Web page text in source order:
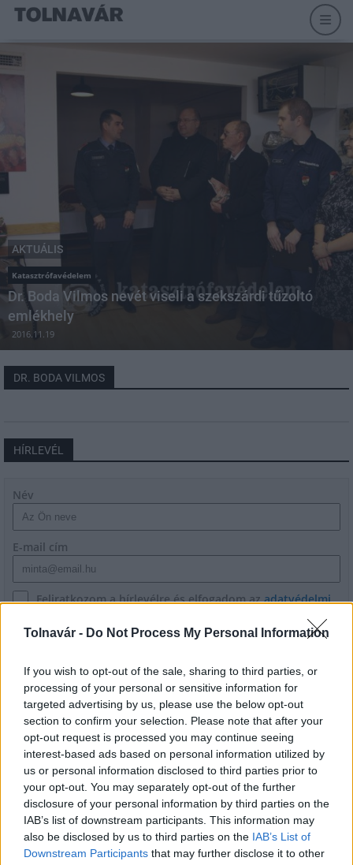
Tolnavár - Do Not Process My Personal Information
If you wish to opt-out of the sale, sharing to third parties, or
processing of your personal or sensitive information for
targeted advertising by us, please use the below opt-out
section to confirm your selection. Please note that after your
opt-out request is processed you may continue seeing
interest-based ads based on personal information utilized by
us or personal information disclosed to third parties prior to
your opt-out. You may separately opt-out of the further
disclosure of your personal information by third parties on the
IAB’s list of downstream participants. This information may
also be disclosed by us to third parties on the IAB’s List of
Downstream Participants that may further disclose it to other
AKTUÁLIS
Katasztrófavédelem
Dr. Boda Vilmos nevét viseli a szekszárdi tűzoltó
emlékhely
2016.11.19
DR. BODA VILMOS
HÍRLEVÉL
Név
E-mail cím
Feliratkozom a hírlevélre és elfogadom azadatvédelmi
LEGFRISSEBB
Országos hírek
Kecskeméten is szakirányú
továbbképzésekkel erősít a Gál Ferenc
Egyetem
Országos hírek